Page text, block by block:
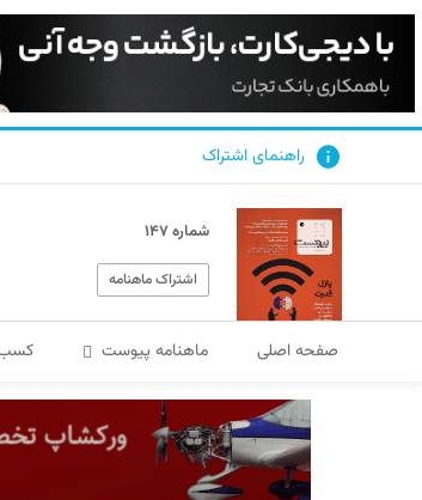
راهنمای اشتراک
شماره ۱۴۷
اشتراک ماهنامه
صفحه اصلی ماهنامه پیوست